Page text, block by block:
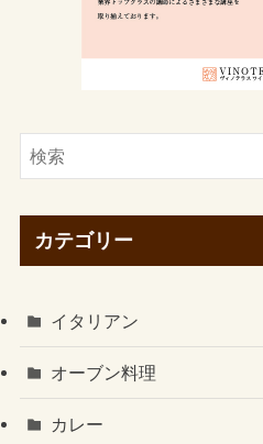
カテゴリー
イタリアン
オーブン料理
カレー